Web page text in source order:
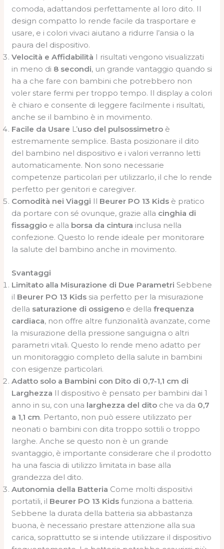
comoda, adattandosi perfettamente al loro dito. Il
design compatto lo rende facile da trasportare e
usare, e i colori vivaci aiutano a ridurre l’ansia o la
paura del dispositivo.
Velocità e Affidabilità I risultati vengono visualizzati
in meno di 8 secondi, un grande vantaggio quando si
ha a che fare con bambini che potrebbero non
voler stare fermi per troppo tempo. Il display a colori
è chiaro e consente di leggere facilmente i risultati,
anche se il bambino è in movimento.
Facile da Usare L’uso del pulsossimetro è
estremamente semplice. Basta posizionare il dito
del bambino nel dispositivo e i valori verranno letti
automaticamente. Non sono necessarie
competenze particolari per utilizzarlo, il che lo rende
perfetto per genitori e caregiver.
Comodità nei Viaggi Il Beurer PO 13 Kids è pratico
da portare con sé ovunque, grazie alla cinghia di
fissaggio e alla borsa da cintura inclusa nella
confezione. Questo lo rende ideale per monitorare
la salute del bambino anche in movimento.
Svantaggi
Limitato alla Misurazione di Due Parametri Sebbene
il Beurer PO 13 Kids sia perfetto per la misurazione
della saturazione di ossigeno e dellafrequenza
cardiaca, non offre altre funzionalità avanzate, come
la misurazione della pressione sanguigna o altri
parametri vitali. Questo lo rende meno adatto per
un monitoraggio completo della salute in bambini
con esigenze particolari.
Adatto solo a Bambini con Dito di 0,7-1,1 cm di
Larghezza Il dispositivo è pensato per bambini dai 1
anno in su, con una larghezza del dito che va da 0,7
a 1,1 cm. Pertanto, non può essere utilizzato per
neonati o bambini con dita troppo sottili o troppo
larghe. Anche se questo non è un grande
svantaggio, è importante considerare che il prodotto
ha una fascia di utilizzo limitata in base alla
grandezza del dito.
Autonomia della Batteria Come molti dispositivi
portatili, il Beurer PO 13 Kids funziona a batteria.
Sebbene la durata della batteria sia abbastanza
buona, è necessario prestare attenzione alla sua
carica, soprattutto se si intende utilizzare il dispositivo